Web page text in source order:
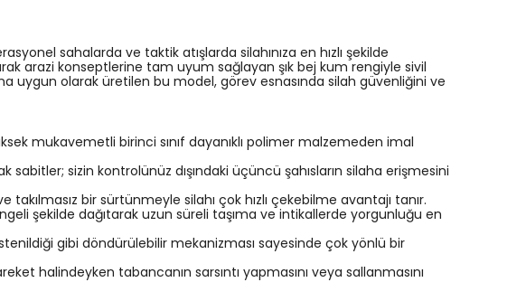
sahalarda ve taktik atışlarda silahınıza en hızlı şekilde
arazi konseptlerine tam uyum sağlayan şık bej kum rengiyle sivil
uygun olarak üretilen bu model, görev esnasında silah güvenliğini ve
mukavemetli birinci sınıf dayanıklı polimer malzemeden imal
sizin kontrolünüz dışındaki üçüncü şahısların silaha erişmesini
bir sürtünmeyle silahı çok hızlı çekebilme avantajı tanır.
şekilde dağıtarak uzun süreli taşıma ve intikallerde yorgunluğu en
gibi döndürülebilir mekanizması sayesinde çok yönlü bir
halindeyken tabancanın sarsıntı yapmasını veya sallanmasını